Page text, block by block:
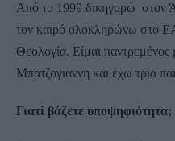
Από το 1999 δικηγορώ στον
τον καιρό ολοκληρώνω στο
Θεολογία. Είμαι
Μπατζογιάννη και έχω τρία
Γιατί βάζετε υποψηφιότητα;